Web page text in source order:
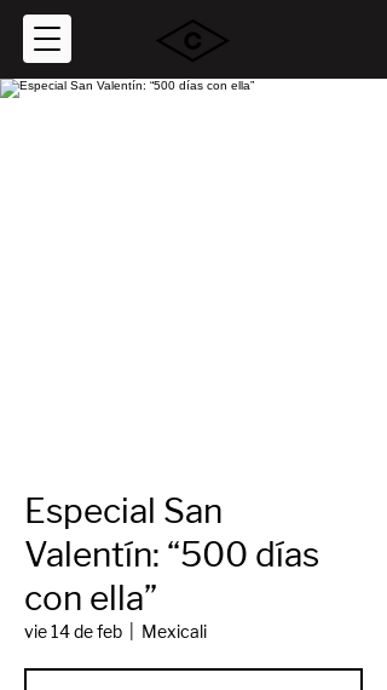
Especial San
Valentín: “500 días
con ella”
vie 14 de feb Mexicali